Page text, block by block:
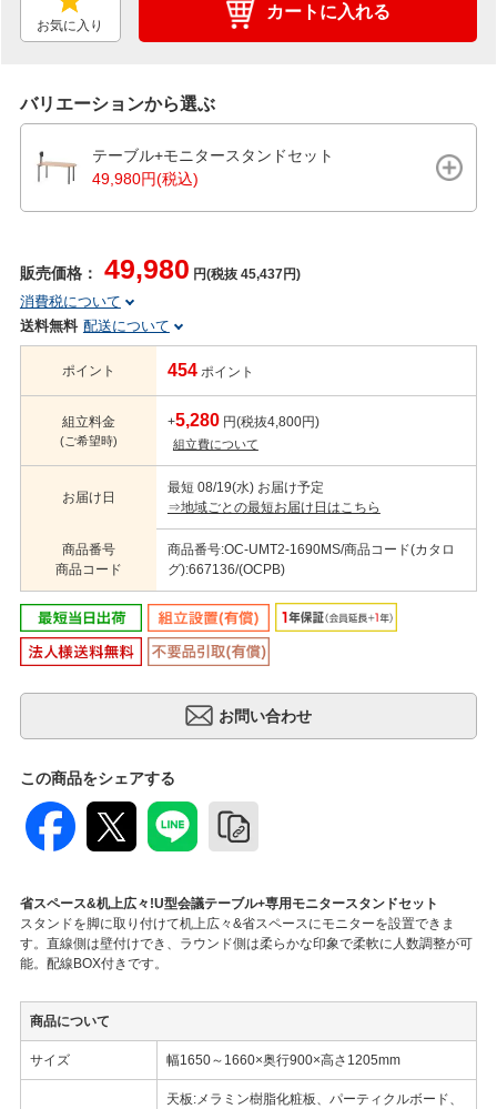
お気に入り
カートに入れる
バリエーションから選ぶ
テーブル+モニタースタンドセット
49,980円(税込)
販売価格： 49,980 円(税抜 45,437円)
消費税について
送料無料 配送について
ポイント 454 ポイント
組立料金
(ご希望時)
+5,280 円(税抜4,800円)
組立費について
お届け日
最短 08/19(水) お届け予定
⇒地域ごとの最短お届け日はこちら
商品番号
商品コード
商品番号:OC-UMT2-1690MS/商品コード(カタロ
グ):667136/(OCPB)
この商品をシェアする
省スペース&机上広々!U型会議テーブル+専用モニタースタンドセット
スタンドを脚に取り付けて机上広々&省スペースにモニターを設置できま
す。直線側は壁付けでき、ラウンド側は柔らかな印象で柔軟に人数調整が可
能。配線BOX付きです。
商品について
サイズ 幅1650～1660×奥行900×高さ1205mm
天板:メラミン樹脂化粧板、パーティクルボード、